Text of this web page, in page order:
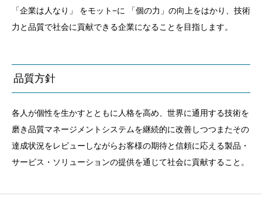
「企業は人なり」 をモット−に 「個の力」の向上をはかり、技術
力と品質で社会に貢献できる企業になることを目指します。
品質方針
各人が個性を生かすとともに人格を高め、世界に通用する技術を
磨き品質マネージメントシステムを継続的に改善しつつまたその
達成状況をレビューしながらお客様の期待と信頼に応える製品・
サービス・ソリューションの提供を通じて社会に貢献すること。